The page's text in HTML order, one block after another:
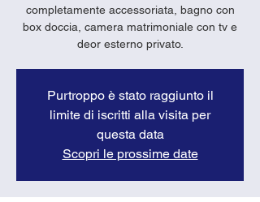
completamente accessoriata, bagno con
box doccia, camera matrimoniale con tv e
deor esterno privato.
Purtroppo è stato raggiunto il
limite di iscritti alla visita per
questa data
Scopri le prossime date